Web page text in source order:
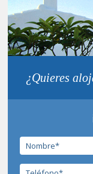
¿Quieres